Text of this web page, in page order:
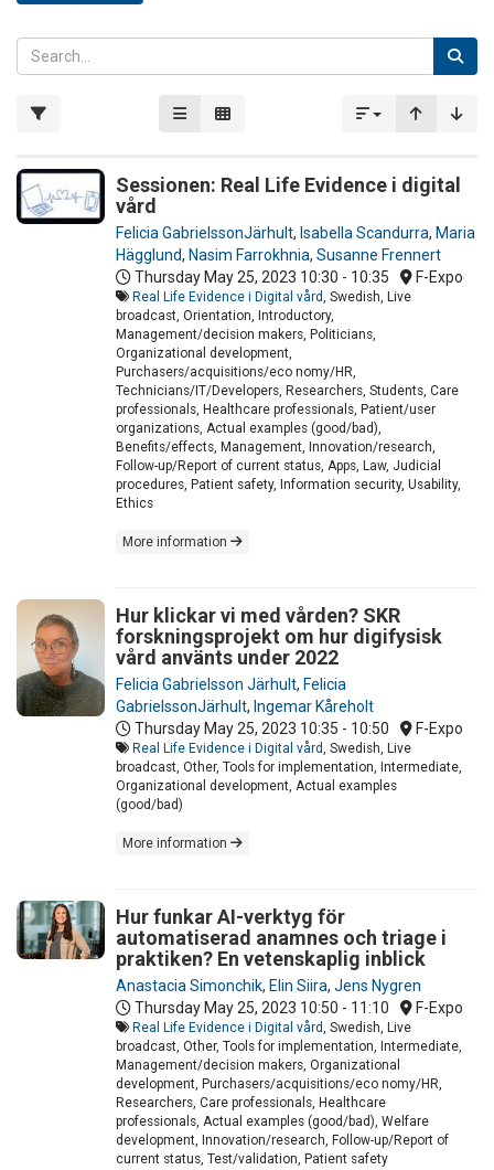
Sessionen: Real Life Evidence i digital
vård
Felicia GabrielssonJärhult, Isabella Scandurra, Maria
Hägglund, Nasim Farrokhnia, Susanne Frennert
Thursday May 25, 2023 10:30 - 10:35 F-Expo
Real Life Evidence i Digital vård , Swedish, Live
broadcast, Orientation, Introductory,
Management/decision makers, Politicians,
Organizational development,
Purchasers/acquisitions/eco nomy/HR,
Technicians/IT/Developers, Researchers, Students, Care
professionals, Healthcare professionals, Patient/user
organizations, Actual examples (good/bad),
Benefits/effects, Management, Innovation/research,
Follow-up/Report of current status, Apps, Law, Judicial
procedures, Patient safety, Information security, Usability,
Ethics
More information
Hur klickar vi med vården? SKR
forskningsprojekt om hur digifysisk
vård använts under 2022
Felicia Gabrielsson Järhult, Felicia
GabrielssonJärhult, Ingemar Kåreholt
Thursday May 25, 2023 10:35 - 10:50 F-Expo
Real Life Evidence i Digital vård , Swedish, Live
broadcast, Other, Tools for implementation, Intermediate,
Organizational development, Actual examples
(good/bad)
More information
Hur funkar AI-verktyg för
automatiserad anamnes och triage i
praktiken? En vetenskaplig inblick
Anastacia Simonchik, Elin Siira, Jens Nygren
Thursday May 25, 2023 10:50 - 11:10 F-Expo
Real Life Evidence i Digital vård , Swedish, Live
broadcast, Other, Tools for implementation, Intermediate,
Management/decision makers, Organizational
development, Purchasers/acquisitions/eco nomy/HR,
Researchers, Care professionals, Healthcare
professionals, Actual examples (good/bad), Welfare
development, Innovation/research, Follow-up/Report of
current status, Test/validation, Patient safety